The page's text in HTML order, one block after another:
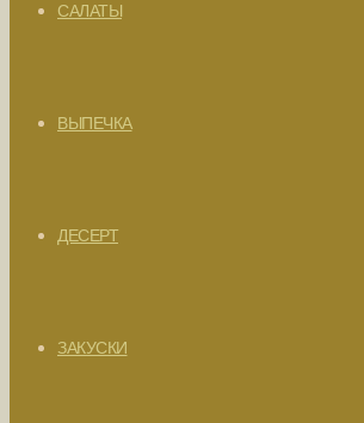
САЛАТЫ
ВЫПЕЧКА
ДЕСЕРТ
ЗАКУСКИ